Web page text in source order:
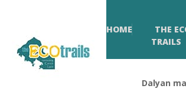
HOME
THE
TRAILS
Dalyan